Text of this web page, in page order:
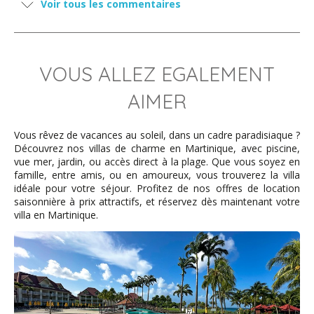
de découvrir, toujours à pied, le charmant village de
Sainte Luce.
laurence - novembre 2025
Tout était parfait !! nous reviendrons avec plaisir et
passons le message autour de nous : merci pour votre
gentillesse
Inès - mai 2025
Karine était très accueillante. Nous avons apprécié
l'arrivée et départ flexible. Nous étions deux familles et
Voir tous les commentaires
VOUS ALLEZ EGALEMENT
AIMER
Vous rêvez de vacances au soleil, dans un cadre paradisiaque ?
Découvrez nos villas de charme en Martinique, avec piscine,
vue mer, jardin, ou accès direct à la plage. Que vous soyez en
famille, entre amis, ou en amoureux, vous trouverez la villa
idéale pour votre séjour. Profitez de nos offres de location
saisonnière à prix attractifs, et réservez dès maintenant votre
villa en Martinique.